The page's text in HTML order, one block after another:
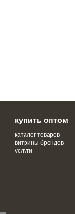
купить оптом
каталог товаров
витрины брендов
услуги